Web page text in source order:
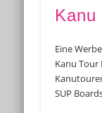
Kanu
Eine
Kanu Tour
SUP